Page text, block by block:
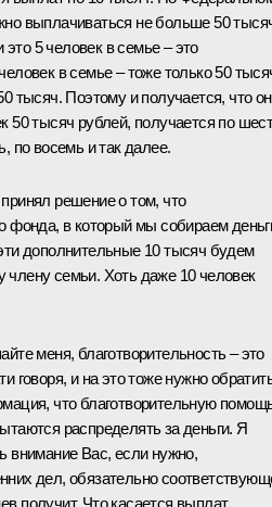
выплачиваться не больше 50
это 5 человек в семье – это
в семье – тоже только 50
тысяч. Поэтому и получается, что
50 тысяч рублей, получается по
по восемь и так далее.
решение о том, что
фонда, в который мы собираем
дополнительные 10 тысяч будем
члену семьи. Хоть даже 10 человек
меня, благотворительность – это
говоря, и на это тоже нужно
что благотворительную
распределять за деньги. Я
внимание Вас, если нужно,
дел, обязательно
получит. Что касается выплат